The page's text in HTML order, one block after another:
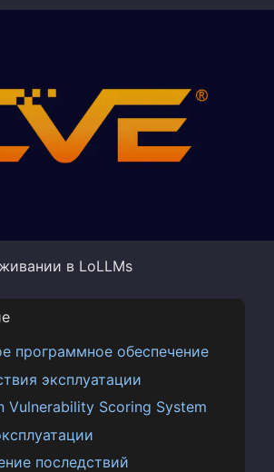
в LoLLMs
программное обеспечение
эксплуатации
Vulnerability Scoring System
последствий